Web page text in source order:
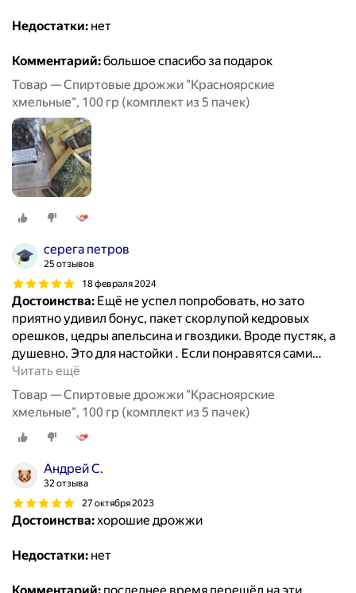
Недостатки: нет
Комментарий:большое спасибо за подарок
Товар — Спиртовые дрожжи "Красноярские
хмельные", 100 гр (комплект из 5 пачек)
серега петров
25 отзывов
18 февраля 2024
Достоинства: Ещё не успел попробовать, но зато
приятно удивил бонус, пакет скорлупой кедровых
орешков, цедры апельсина и гвоздики. Вроде пустяк, а
душевно. Это для настойки . Если понравятся сами…
Читать ещё
Товар — Спиртовые дрожжи "Красноярские
хмельные", 100 гр (комплект из 5 пачек)
Андрей С.
32 отзыва
27 октября 2023
Достоинства:хорошие дрожжи
Недостатки: нет